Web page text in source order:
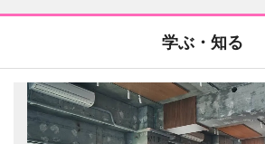
学ぶ・知る